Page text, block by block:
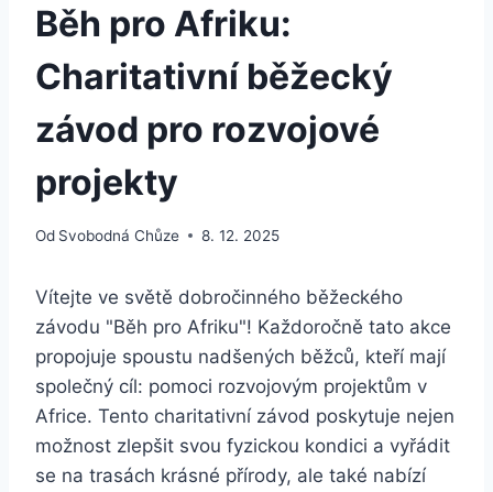
Běh pro Afriku:
Charitativní běžecký
závod pro rozvojové
projekty
Od Svobodná Chůze 8. 12. 2025
Vítejte ve světě dobročinného běžeckého
závodu "Běh pro Afriku"! Každoročně tato akce
propojuje spoustu nadšených běžců, kteří mají
společný cíl: pomoci rozvojovým projektům v
Africe. Tento charitativní závod poskytuje nejen
možnost zlepšit svou fyzickou kondici a vyřádit
se na trasách krásné přírody, ale také nabízí